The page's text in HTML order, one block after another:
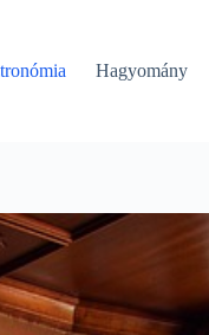
Hagyomány